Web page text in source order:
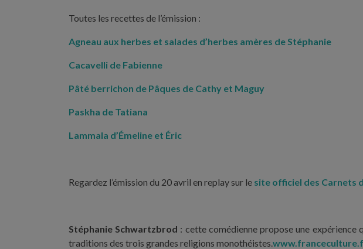
Toutes les recettes de l’émission :
Agneau aux herbes et salades d’herbes amères de Stéphanie
Cacavelli de Fabienne
Pâté berrichon de Pâques de Cathy et Maguy
Paskha de Tatiana
Lammala d’Émeline et Éric
Regardez l’émission du 20 avril en replay sur le site officiel des Carnets
Stéphanie Schwartzbrod : cette comédienne propose une expérience
traditions des trois grandes religions monothéistes.